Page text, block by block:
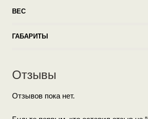
ВЕС
ГАБАРИТЫ
Отзывы
Отзывов пока нет.